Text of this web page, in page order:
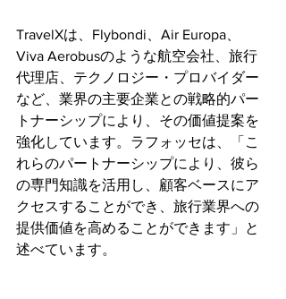
TravelXは、Flybondi、Air Europa、
Viva Aerobusのような航空会社、旅行
代理店、テクノロジー・プロバイダー
など、業界の主要企業との戦略的パー
トナーシップにより、その価値提案を
強化しています。ラフォッセは、「こ
れらのパートナーシップにより、彼ら
の専門知識を活用し、顧客ベースにア
クセスすることができ、旅行業界への
提供価値を高めることができます」と
述べています。